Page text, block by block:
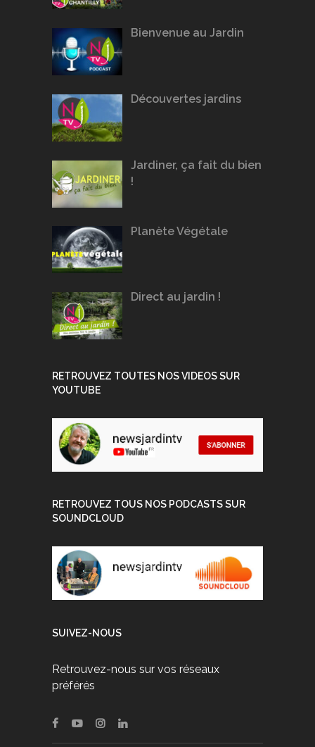
Bienvenue au Jardin
Découvertes jardins
Jardiner, ça fait du bien
!
Planète Végétale
Direct au jardin !
RETROUVEZ TOUTES NOS VIDEOS SUR
YOUTUBE
RETROUVEZ TOUS NOS PODCASTS SUR
SOUNDCLOUD
SUIVEZ-NOUS
Retrouvez-nous sur vos réseaux
préférés